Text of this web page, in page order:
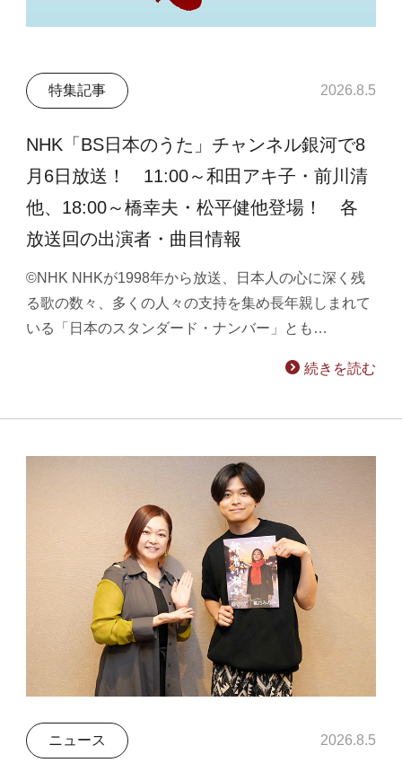
特集記事 2026.8.5
NHK「BS日本のうた」チャンネル銀河で8
月6日放送！ 11:00～和田アキ子・前川清
他、18:00～橋幸夫・松平健他登場！ 各
放送回の出演者・曲目情報
©NHK NHKが1998年から放送、日本人の心に深く残
る歌の数々、多くの人々の支持を集め長年親しまれて
いる「日本のスタンダード・ナンバー」とも…
続きを読む
ニュース 2026.8.5